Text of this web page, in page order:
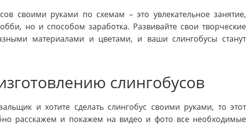
своими руками по схемам – это увлекательное занятие,
но и способом заработка. Развивайте свои творческие
материалами и цветами, и ваши слингобусы станут
слингобусов
и хотите сделать слингобус своими руками, то этот
расскажем и покажем на видео и фото все необходимые